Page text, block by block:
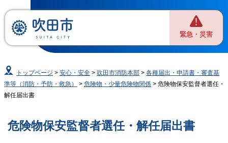
緊急・災害
トップページ >安心・安全 > 吹田市消防本部 >各種届出・申請書・審査基
準等（消防・予防・救急）
> 危険物・少量危険物関係 > 危険物保安監督者選任・
解任届出書
危険物保安監督者選任・解任届出書